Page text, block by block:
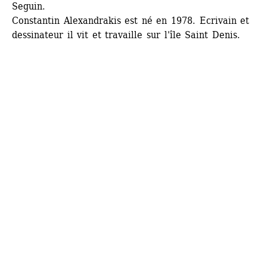
Seguin.
Constantin Alexandrakis est né en 1978. Ecrivain et
dessinateur il vit et travaille sur l'île Saint Denis.